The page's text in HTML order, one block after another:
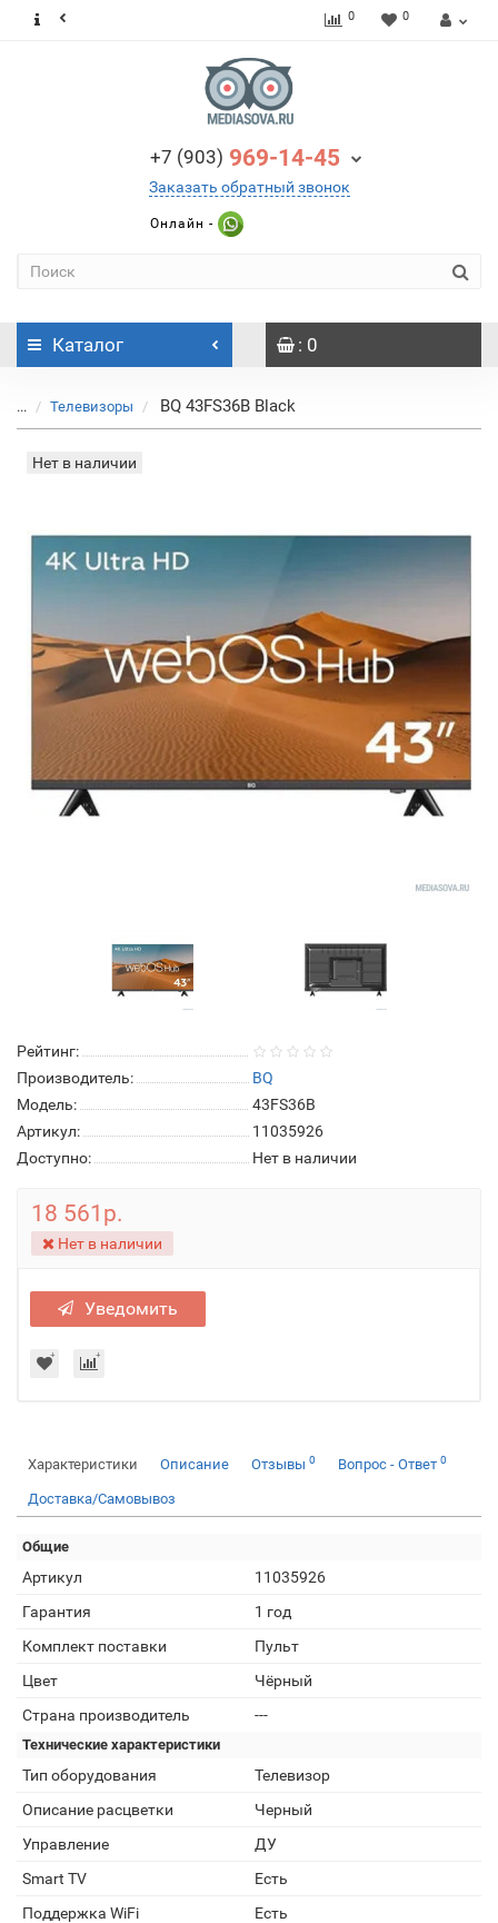
0 0
+7 (903) 969-14-45
Заказать обратный звонок
Онлайн -
Каталог : 0
... Телевизоры BQ 43FS36B Black
Нет в наличии
Рейтинг:
Производитель:
BQ
Модель:
43FS36B
Артикул:
11035926
Доступно:
Нет в наличии
18 561р.
Нет в наличии
Уведомить
Характеристики Описание Отзывы 0 Вопрос - Ответ 0
Доставка/Самовывоз
Общие
Артикул
11035926
Гарантия
1 год
Комплект поставки
Пульт
Цвет
Чёрный
Страна производитель
---
Технические характеристики
Тип оборудования
Телевизор
Описание расцветки
Черный
Управление
ДУ
Smart TV
Есть
Поддержка WiFi
Есть